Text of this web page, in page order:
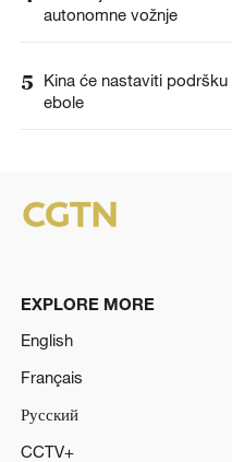
autonomne vožnje
5
Kina će nastaviti
ebole
EXPLORE MORE
English
Français
Русский
CCTV+